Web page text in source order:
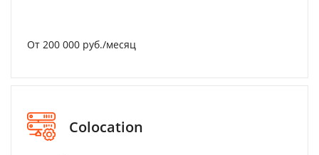
От 200 000 руб./месяц
Colocation